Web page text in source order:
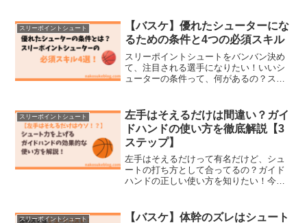
てシュートを打つメリット・初心者・フ
ォームが固まっていない人...
スリーポイントシュート
【バスケ】優れたシューターにな
るための条件と4つの必須スキル
スリーポイントシュートをバンバン決め
て、注目される選手になりたい！いいシ
ューターの条件って、何があるの？スリ
な疑問や悩みを解決します。優れたシュ
ーターの条件シューターが...
スリーポイントシュート
左手はそえるだけは間違い？ガイ
ドハンドの使い方を徹底解説【3
ステップ】
左手はそえるだけって有名だけど、シュ
ートの打ち方として合ってるの？ガイド
ハンドの正しい使い方を知りたい！今回
ドハンドの役割シュート力を高めるガイ